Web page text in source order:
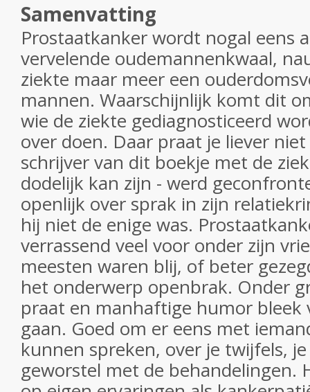
Samenvatting
Prostaatkanker wordt nogal eens
vervelende oudemannenkwaal,
ziekte maar meer een
mannen. Waarschijnlijk komt dit
wie de ziekte gediagnosticeerd
over doen. Daar praat je liever
schrijver van dit boekje met de
dodelijk kan zijn - werd
openlijk over sprak in zijn
hij niet de enige was.
verrassend veel voor onder zijn
meesten waren blij, of beter
het onderwerp openbrak. Onder
praat en manhaftige humor bleek
gaan. Goed om er eens met
kunnen spreken, over je twijfels,
geworstel met de behandelingen.